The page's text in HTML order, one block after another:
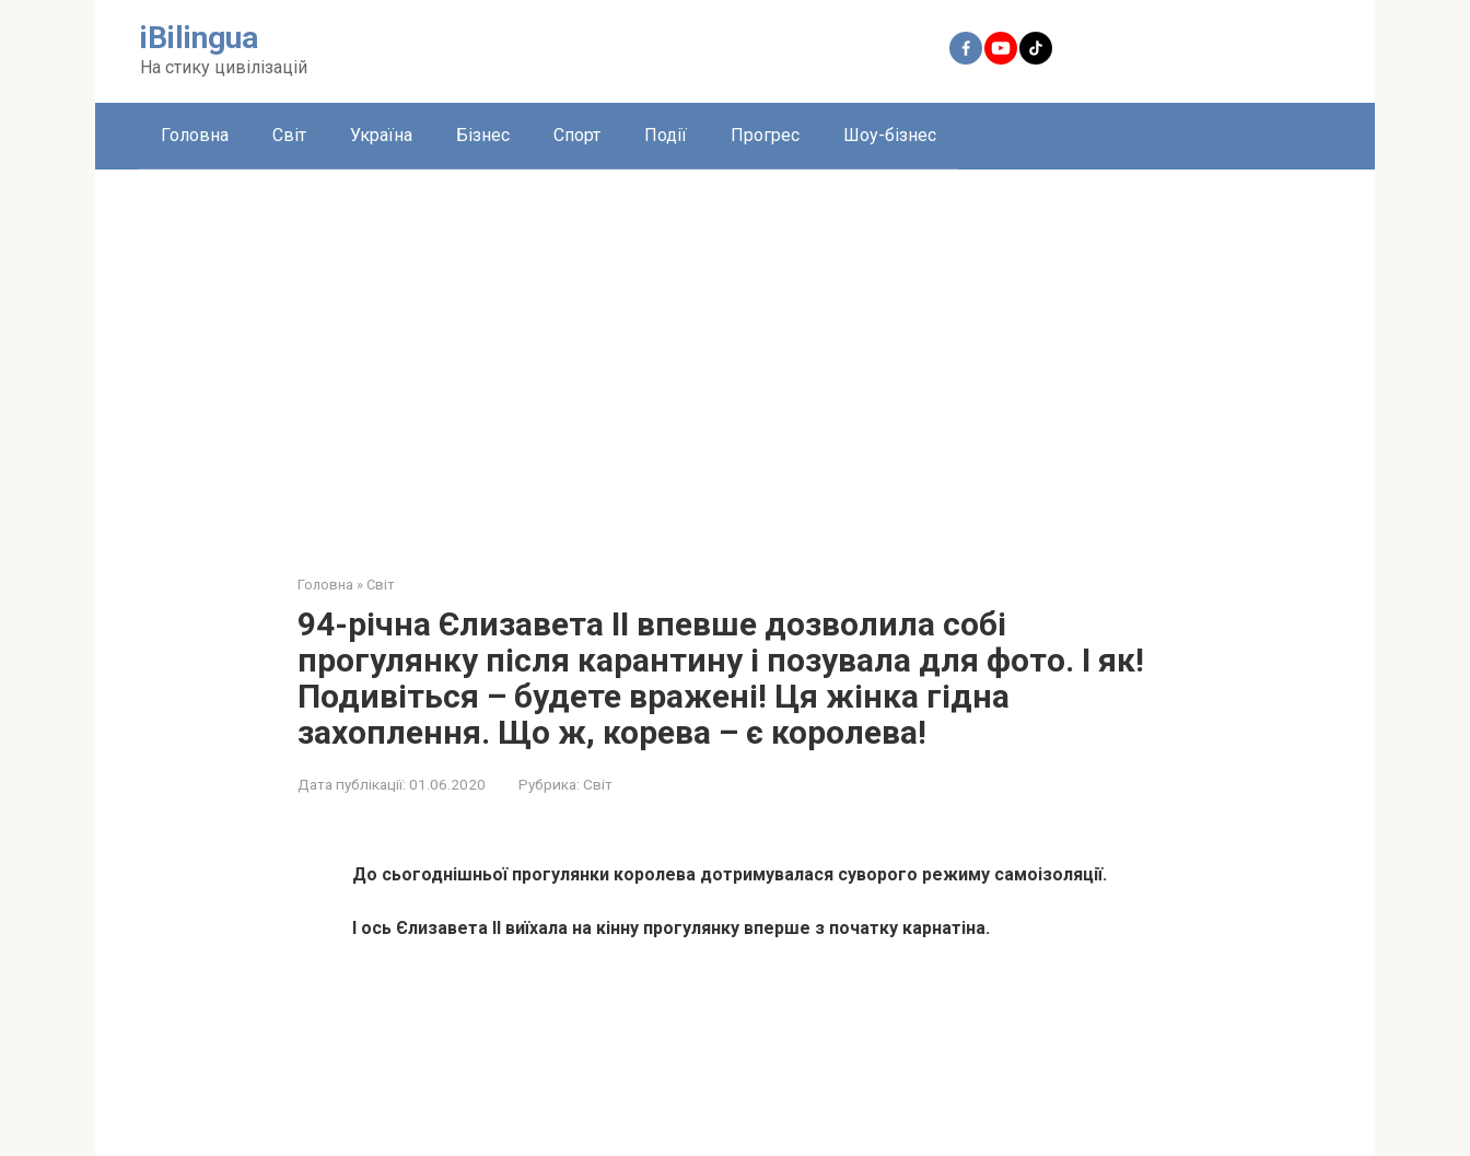
iBilingua
На стику цивілізацій
Головна Світ Україна Бізнес Спорт Події Прогрес Шоу-бізнес
Головна » Світ
94-річна Єлизавета ІІ впевше дозволила собі
прогулянку після карантину і позувала для фото. І як!
Подивіться – будете вражені! Ця жінка гідна
захоплення. Що ж, корева – є королева!
Дата публікації: 01.06.2020 Рубрика: Світ
До сьогоднішньої прогулянки королева дотримувалася суворого режиму самоізоляції.
І ось Єлизавета ІІ виїхала на кінну прогулянку вперше з початку карнатіна.